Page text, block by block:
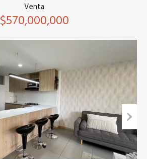
Venta
$570,000,000
Next